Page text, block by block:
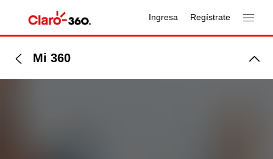
Ingresa Regístrate
Mi 360